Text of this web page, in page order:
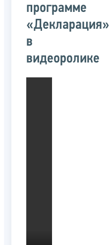
программе
«Декларация»
в
видеоролике